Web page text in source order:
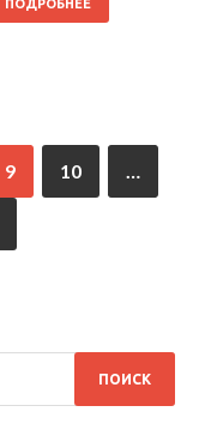
ПОДРОБНЕЕ
9 10 …